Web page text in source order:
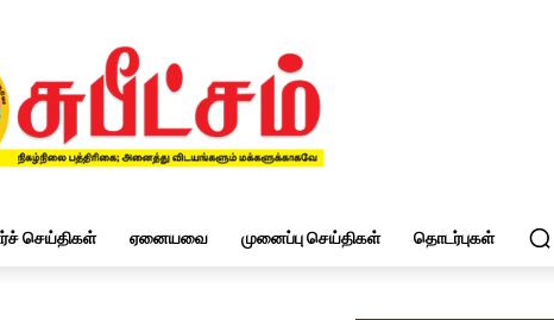
செய்திகள் ஏனையவை முனைப்பு செய்திகள் தொடர்புகள்